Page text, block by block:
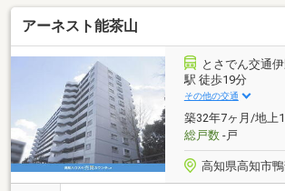
の収納スペースを確保しています。
置した窓付浴室でゆっくりとおくつろ
す。
アーネスト能茶山
とさでん交通
駅 徒歩19分
その他の交通
築32年7ヶ月/地上
総戸数-戸
高知県高知市